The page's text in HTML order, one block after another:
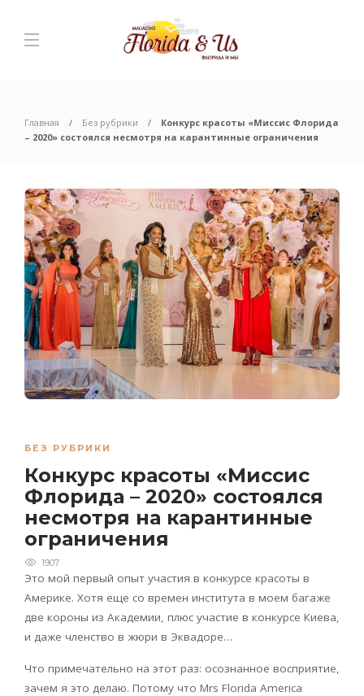
Главная Без рубрики
Конкурс красоты «Миссис Флорида
– 2020» состоялся несмотря на карантинные ограничения
БЕЗ РУБРИКИ
Конкурс красоты «Миссис
Флорида – 2020» состоялся
несмотря на карантинные
ограничения
1907
Это мой первый опыт участия в конкурсе красоты в
Америке. Хотя еще со времен института в моем багаже
две короны из Академии, плюс участие в конкурсе Киева,
и даже членство в жюри в Эквадоре…
Что примечательно на этот раз: осознанное восприятие,
зачем я это делаю. Потому что Mrs Florida America